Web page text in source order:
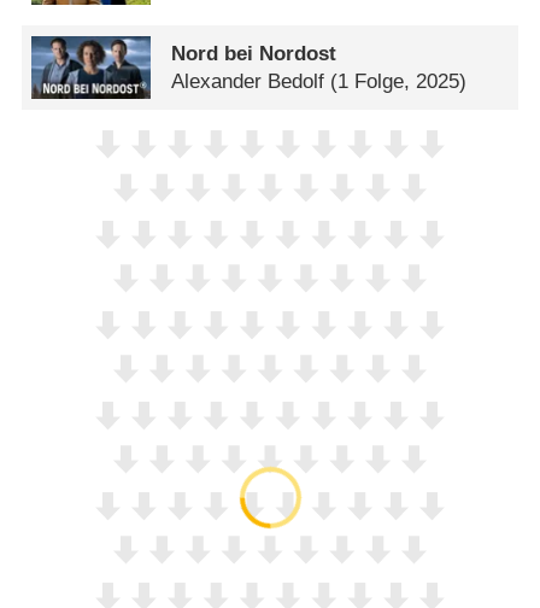
Nord bei Nordost
Alexander Bedolf (1 Folge, 2025)